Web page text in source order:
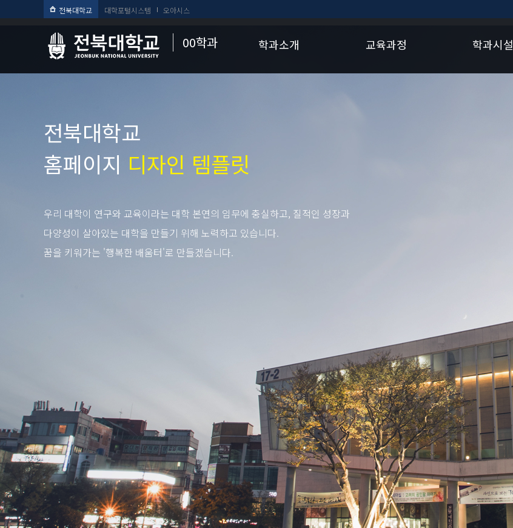
전북대학교 대학포털시스템 오아시스
00학과 학과소개 교육과정 학과시설
전북대학교
홈페이지 디자인 템플릿
우리 대학이 연구와 교육이라는 대학 본연의 임무에 충실하고, 질적인 성장과
다양성이 살아있는 대학을 만들기 위해 노력하고 있습니다.
꿈을 키워가는 '행복한 배움터'로 만들겠습니다.